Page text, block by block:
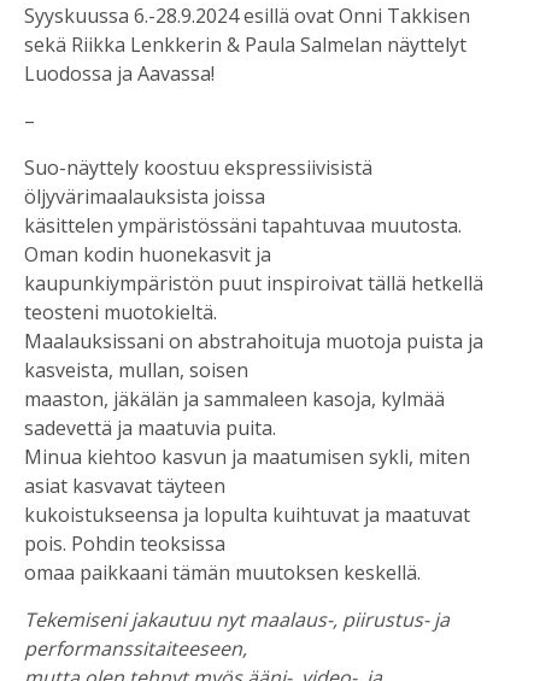
Syyskuussa 6.-28.9.2024 esillä ovat Onni Takkisen
sekä Riikka Lenkkerin & Paula Salmelan näyttelyt
Luodossa ja Aavassa!
–
Suo-näyttely koostuu ekspressiivisistä
öljyvärimaalauksista joissa
käsittelen ympäristössäni tapahtuvaa muutosta.
Oman kodin huonekasvit ja
kaupunkiympäristön puut inspiroivat tällä hetkellä
teosteni muotokieltä.
Maalauksissani on abstrahoituja muotoja puista ja
kasveista, mullan, soisen
maaston, jäkälän ja sammaleen kasoja, kylmää
sadevettä ja maatuvia puita.
Minua kiehtoo kasvun ja maatumisen sykli, miten
asiat kasvavat täyteen
kukoistukseensa ja lopulta kuihtuvat ja maatuvat
pois. Pohdin teoksissa
omaa paikkaani tämän muutoksen keskellä.
Tekemiseni jakautuu nyt maalaus-, piirustus- ja
performanssitaiteeseen,